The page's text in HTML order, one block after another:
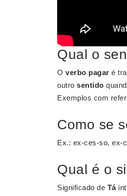
Qual o
O verbo pagar é
outro sentido
Exemplos com
Como se
Ex.: ex-ces-so, ex-
Qual é o
Significado de Tá